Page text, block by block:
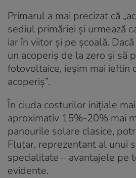
Primarul a mai precizat că
sediul primăriei şi urmează
iar în viitor şi pe şcoală.
un acoperiş de la zero şi să
fotovoltaice, ieşim mai ieftin
acoperiş”.
În ciuda costurilor iniţiale
aproximativ 15%-20% mai
panourile solare clasice,
Fluţar, reprezentant al unui
specialitate – avantajele pe
evidente.